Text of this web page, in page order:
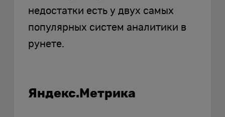
недостатки есть у двух самых
популярных систем аналитики в
рунете.
Яндекс.Метрика